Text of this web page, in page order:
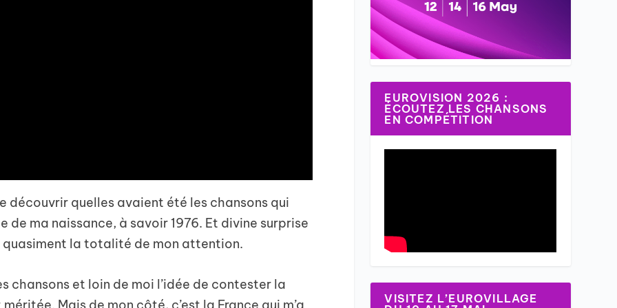
découvrir quelles avaient été les chansons qui
de ma naissance, à savoir 1976. Et divine surprise
quasiment la totalité de mon attention.
chansons et loin de moi l’idée de contester la
EUROVISION 2026 :
ÉCOUTEZ LES CHANSONS
EN COMPÉTITION
VISITEZ L’EUROVILLAGE